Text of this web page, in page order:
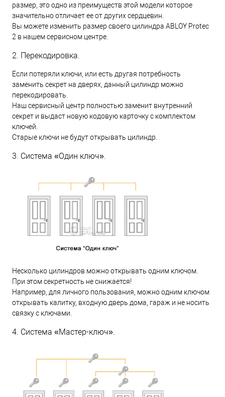
размер, это одно из преимуществ этой модели которое
значительно отличает ее от других сердцевин.
Вы можете изменить размер своего цилиндра ABLOY Protec
2 в нашем сервисном центре.
2. Перекодировка.
Если потеряли ключи, или есть другая потребность
заменить секрет на дверях, данный цилиндр можно
перекодировать.
Наш сервисный центр полностью заменит внутренний
секрет и выдаст новую кодовую карточку с комплектом
ключей.
Старые ключи не будут открывать цилиндр.
3. Система «Один ключ».
Несколько цилиндров можно открывать одним ключом.
При этом секретность не снижается!
Например, для личного пользования, можно одним ключом
открывать калитку, входную дверь дома, гараж и не носить
связку с ключами.
4. Система «Мастер-ключ».